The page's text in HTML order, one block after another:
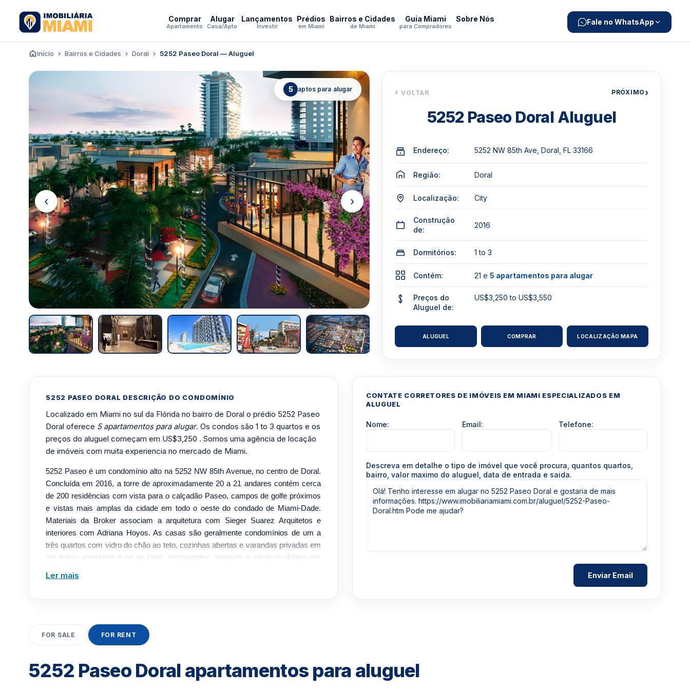
Comprar
Apartamento
Alugar
Casa/Apto
Lançamentos
Investir
Prédios
em Miami
Bairros e Cidades
de Miami
Guia Miami
para Compradores
Sobre Nós Fale no WhatsApp
Início Bairros e Cidades Doral 5252 Paseo Doral — Aluguel
5 aptos para alugar
‹ ›
‹ VOLTAR PRÓXIMO›
5252 Paseo Doral Aluguel
Endereço: 5252 NW 85th Ave, Doral, FL 33166
Região: Doral
Localização: City
Construção
de:
2016
Dormitórios: 1 to 3
Contém: 21 e5 apartamentos para alugar
Preços do
Aluguel de:
US$3,250 to US$3,550
ALUGUEL COMPRAR LOCALIZAÇÃO MAPA
5252 PASEO DORAL DESCRIÇÃO DO CONDOMÍNIO
Localizado em Miami no sul da Flórida no bairro de Doral o prédio 5252 Paseo
Doral oferece 5 apartamentos para alugar. Os condos são 1 to 3 quartos e os
preços do aluguel começam em US$3,250 . Somos uma agência de locação
de imóveis com muita experiencia no mercado de Miami.
5252 Paseo é um condomínio alto na 5252 NW 85th Avenue, no centro de Doral.
Concluída em 2016, a torre de aproximadamente 20 a 21 andares contém cerca
de 200 residências com vista para o calçadão Paseo, campos de golfe próximos
e vistas mais amplas da cidade em todo o oeste do condado de Miami-Dade.
Materiais da Broker associam a arquitetura com Sieger Suarez Arquitetos e
interiores com Adriana Hoyos. As casas são geralmente condomínios de um a
três quartos com vidro do chão ao teto, cozinhas abertas e varandas privadas em
um bairro acessível a pé de lojas, restaurantes, parques e serviços diários em
estilo resort incluem piscina de entrada zero com cabanas e espreguiçadeiras,
Internacional de Miami e das principais vias expressas regionais da região. O
calçadão Paseo coloca restaurantes e lojas bem perto da entrada. Comodidades
Piscina de entrada zero com espreguiçadeiras e cabanasCentro de fitnessSala de
iogaSaunaSalas de massagem (de acordo com listas de comodidades do
Ler mais
CONTATE CORRETORES DE IMÓVEIS EM MIAMI ESPECIALIZADOS EM
ALUGUEL
Nome: Email: Telefone:
Descreva em detalhe o tipo de imóvel que você procura, quantos quartos,
bairro, valor maximo do aluguel, data de entrada e saida.
FOR SALE FOR RENT
5252 Paseo Doral apartamentos para aluguel